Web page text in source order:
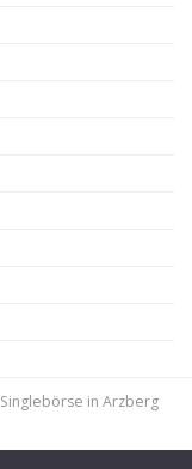
Singlebörse in Arzberg